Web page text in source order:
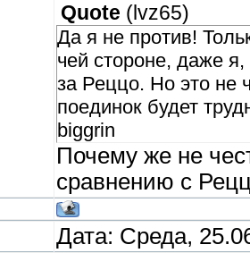
Quote ( lvz65)
Да я не против!
чей стороне, даже
за Реццо. Но это не
поединок будет
biggrin
Почему же не
сравнению с
Дата: Среда,